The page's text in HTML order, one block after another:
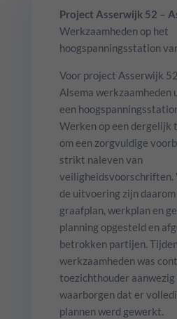
Project Asserwijk 52 –
Werkzaamheden op het
hoogspanningsstation
Voor project Asserwijk
Alsema werkzaamheden
een
Werken op een dergelijk
om een zorgvuldige
strikt naleven van
veiligheidsvoorschriften.
de uitvoering zijn
graafplan, werkplan en
planning opgesteld en
betrokken partijen.
werkzaamheden was
toezichthouder aanwezig
waarborgen dat er
plannen werd gewerkt.